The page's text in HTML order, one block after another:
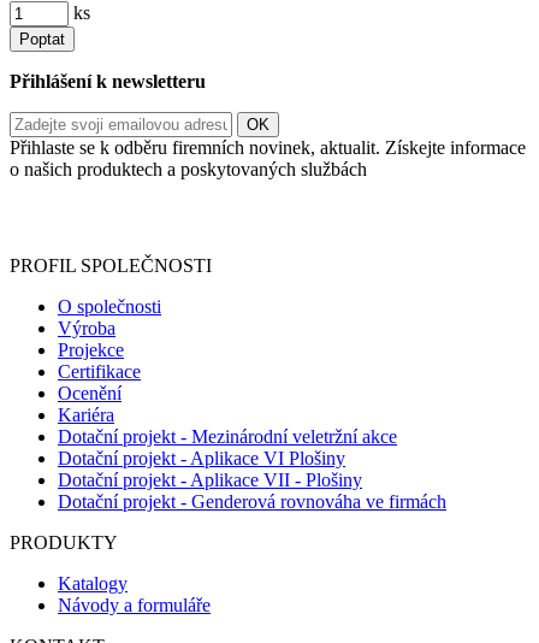
ks
Poptat
Přihlášení k newsletteru
Přihlaste se k odběru firemních novinek, aktualit. Získejte informace
o našich produktech a poskytovaných službách
PROFIL SPOLEČNOSTI
O společnosti
Výroba
Projekce
Certifikace
Ocenění
Kariéra
Dotační projekt - Mezinárodní veletržní akce
Dotační projekt - Aplikace VI Plošiny
Dotační projekt - Aplikace VII - Plošiny
Dotační projekt - Genderová rovnováha ve firmách
PRODUKTY
Katalogy
Návody a formuláře